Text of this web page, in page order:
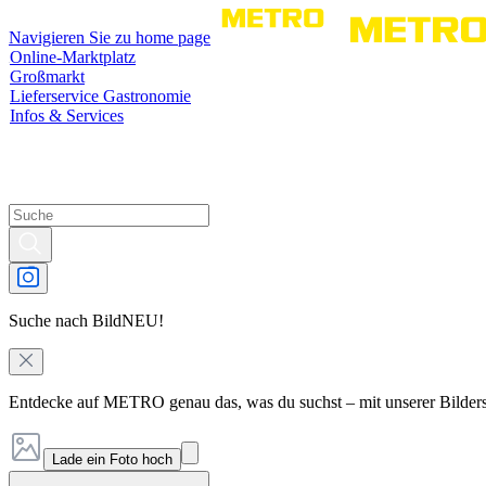
Navigieren Sie zu home page
Online-Marktplatz
Großmarkt
Lieferservice Gastronomie
Infos & Services
Suche nach BildNEU!
Entdecke auf METRO genau das, was du suchst – mit unserer
Lade ein Foto hoch